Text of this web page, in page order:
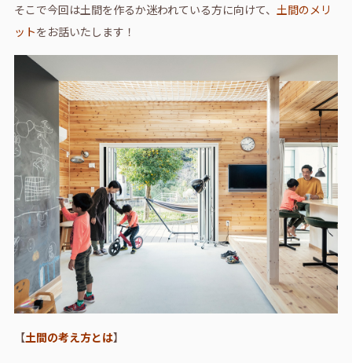
そこで今回は土間を作るか迷われている方に向けて、 土間のメリ
ットをお話いたします！
【土間の考え方とは】